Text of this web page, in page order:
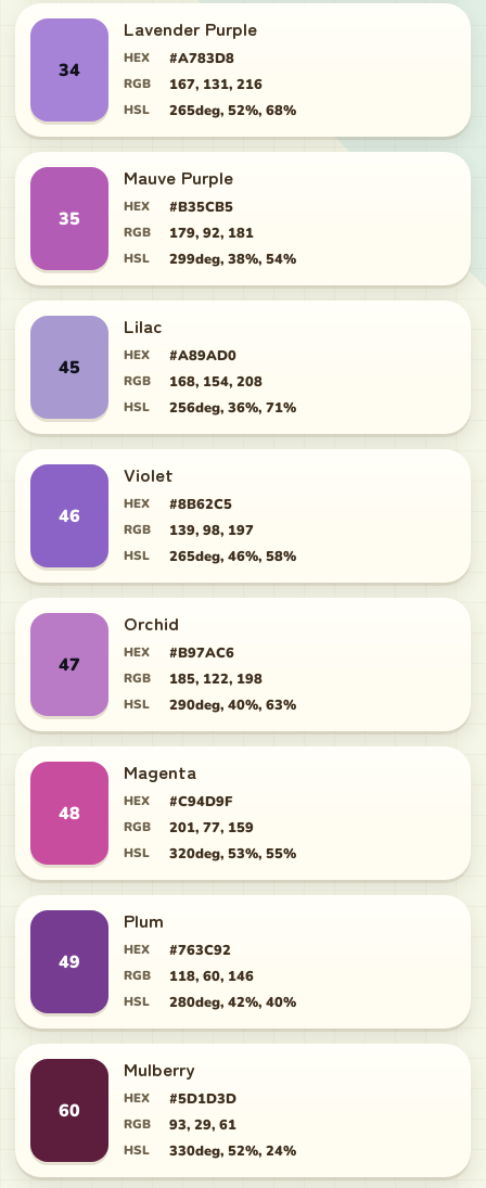
34
Lavender Purple
HEX #A783D8
RGB 167, 131, 216
HSL 265deg, 52%, 68%
35
Mauve Purple
HEX #B35CB5
RGB 179, 92, 181
HSL 299deg, 38%, 54%
45
Lilac
HEX #A89AD0
RGB 168, 154, 208
HSL 256deg, 36%, 71%
46
Violet
HEX #8B62C5
RGB 139, 98, 197
HSL 265deg, 46%, 58%
47
Orchid
HEX #B97AC6
RGB 185, 122, 198
HSL 290deg, 40%, 63%
48
Magenta
HEX #C94D9F
RGB 201, 77, 159
HSL 320deg, 53%, 55%
49
Plum
HEX #763C92
RGB 118, 60, 146
HSL 280deg, 42%, 40%
60
Mulberry
HEX #5D1D3D
RGB 93, 29, 61
HSL 330deg, 52%, 24%